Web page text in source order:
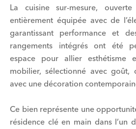
La cuisine sur-mesure,
entièrement équipée avec de
garantissant performance et
rangements intégrés ont été
espace pour allier esthétisme
mobilier, sélectionné avec goût,
avec une décoration
Ce bien représente une
résidence clé en main dans l’un